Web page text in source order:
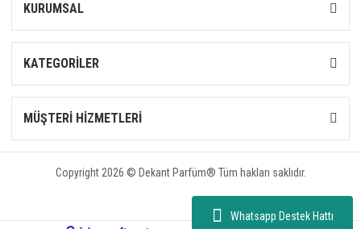
Whatsapp Destek Hattı
KURUMSAL
KATEGORİLER
MÜŞTERİ HİZMETLERİ
Copyright 2026 © Dekant Parfüm® Tüm hakları saklıdır.